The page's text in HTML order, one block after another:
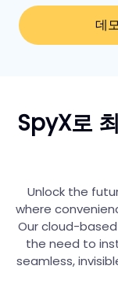
데
SpyX로
Unlock the
where
Our cloud-
the need to
seamless,